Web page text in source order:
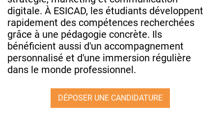
digitale. À ESICAD, les étudiants développent
rapidement des compétences recherchées
grâce à une pédagogie concrète. Ils
bénéficient aussi d'un accompagnement
personnalisé et d'une immersion régulière
dans le monde professionnel.
DÉPOSER UNE CANDIDATURE